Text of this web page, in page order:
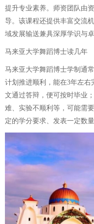
提升专业素养。师资团队由
导。该课程还提供丰富交流
域发展输送兼具深厚学识与
马来亚大学舞蹈博士读几年
马来亚大学舞蹈博士学制通
计划推进顺利，能在3年左
文通过答辩，便可按时毕业
难、实验不顺利等，可能需
定的学分要求、发表一定数